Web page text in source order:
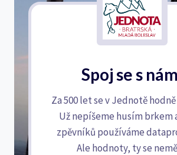
Spoj se s
Za 500 let se v Jednotě
Už nepíšeme husím brkem
zpěvníků používáme
Ale hodnoty, ty se